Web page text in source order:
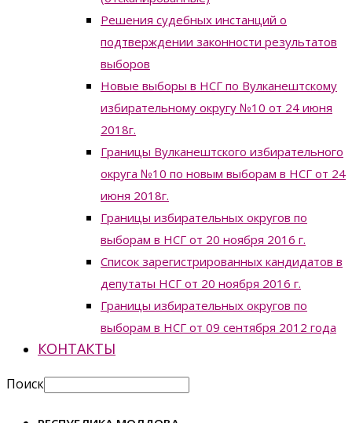
Решения судебных инстанций о
подтверждении законности результатов
выборов
Новые выборы в НСГ по Вулканештскому
избирательному округу №10 от 24 июня
2018г.
Границы Вулканештского избирательного
округа №10 по новым выборам в НСГ от 24
июня 2018г.
Границы избирательных округов по
выборам в НСГ от 20 ноября 2016 г.
Список зарегистрированных кандидатов в
депутаты НСГ от 20 ноября 2016 г.
Границы избирательных округов по
выборам в НСГ от 09 сентября 2012 года
КОНТАКТЫ
Поиск